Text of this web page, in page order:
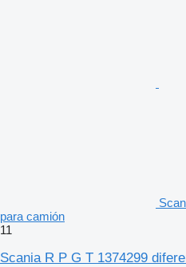
para camión
11
Scania R P G T 1374299